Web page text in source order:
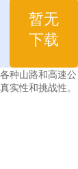
暂无
下载
种山路和高速公
实性和挑战性。